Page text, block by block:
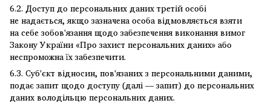
6.2. Доступ до персональних даних третій особі
не надається, якщо зазначена особа відмовляється взяти
на себе зобов'язання щодо забезпечення виконання вимог
Закону України «Про захист персональних даних» або
неспроможна їх забезпечити.
6.3. Суб'єкт відносин, пов'язаних з персональними даними,
подає запит щодо доступу (далі — запит) до персональних
даних володільцю персональних даних.